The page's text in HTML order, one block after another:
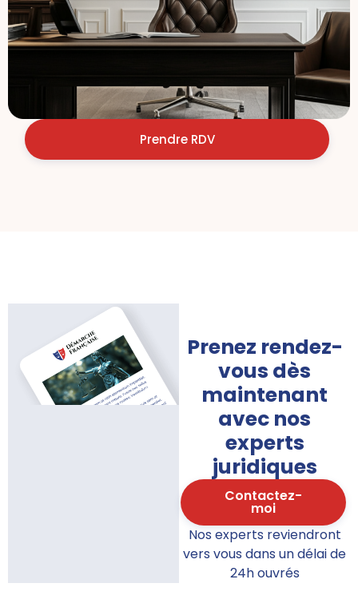
Prendre RDV
Prenez rendez-
vous dès
maintenant
avec nos
experts
juridiques
Contactez-
moi
Nos experts reviendront
vers vous dans un délai de
24h ouvrés